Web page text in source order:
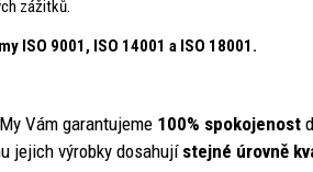
zážitků.
ISO 9001, ISO 14001 a ISO 18001.
Vám garantujeme 100% spokojenost
jejich výrobky dosahují stejné úrovně